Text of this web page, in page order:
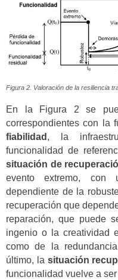
Figura 2. Valoración de la resiliencia
En la Figura 2 se
correspondientes con la
fiabilidad , la
funcionalidad de
situación de
evento extremo, con
dependiente de la
recuperación que
reparación, que puede
ingenio o la creatividad
como de la
último, la situación
funcionalidad vuelve a